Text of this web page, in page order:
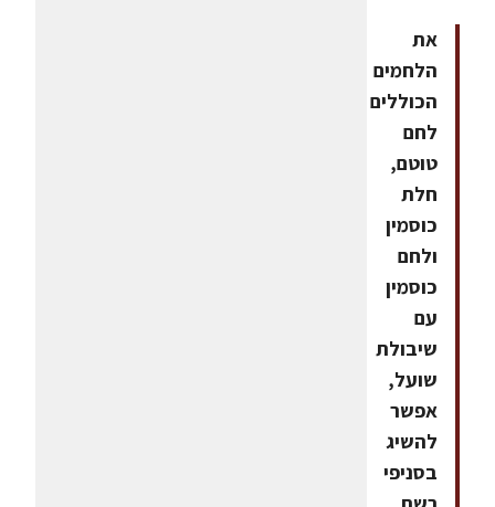
את
הלחמים
הכוללים
לחם
טוטם,
חלת
כוסמין
ולחם
כוסמין
עם
שיבולת
שועל,
אפשר
להשיג
בסניפי